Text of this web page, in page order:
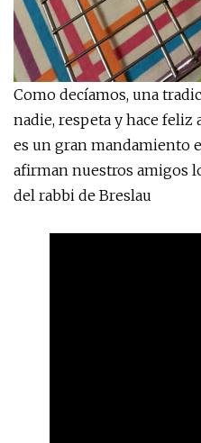
Como decíamos, una
nadie, respeta y hace feliz
es un gran mandamiento
afirman nuestros amigos
del rabbi de Breslau